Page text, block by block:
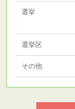
選挙
選挙区
その他